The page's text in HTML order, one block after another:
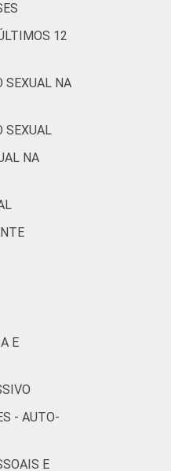
2
3
0
12
SEXUAL NA
SEXUAL
NA
E
- AUTO-
E